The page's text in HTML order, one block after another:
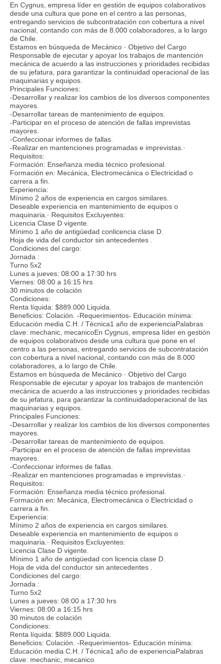
En Cygnus, empresa líder en gestión de equipos colaborativos
desde una cultura que pone en el centro a las personas,
entregando servicios de subcontratación con cobertura a nivel
nacional, contando con más de 8.000 colaboradores, a lo largo
de Chile.
Estamos en búsqueda de Mecánico · Objetivo del Cargo
Responsable de ejecutar y apoyar los trabajos de mantención
mecánica de acuerdo a las instrucciones y prioridades recibidas
de su jefatura, para garantizar la continuidad operacional de las
maquinarias y equipos.
Principales Funciones:
-Desarrollar y realizar los cambios de los diversos componentes
mayores.
-Desarrollar tareas de mantenimiento de equipos.
-Participar en el proceso de atención de fallas imprevistas
mayores.
-Confeccionar informes de fallas.
-Realizar en mantenciones programadas e imprevistas.·
Requisitos:
Formación: Enseñanza media técnico profesional.
Formación en: Mecánica, Electromecánica o Electricidad o
carrera a fin.
Experiencia:
Mínimo 2 años de experiencia en cargos similares.
Deseable experiencia en mantenimiento de equipos o
maquinaria.· Requisitos Excluyentes:
Licencia Clase D vigente.
Mínimo 1 año de antigüedad conlicencia clase D.
Hoja de vida del conductor sin antecedentes .
Condiciones del cargo:
Jornada :
Turno 5x2
Lunes a jueves: 08:00 a 17:30 hrs
Viernes: 08:00 a 16:15 hrs
30 minutos de colación
Condiciones:
Renta líquida: $889.000 Liquida.
Beneficios: Colación. -Requerimientos- Educación mínima:
Educación media C.H. / Técnica1 año de experienciaPalabras
clave: mechanic, mecanicoEn Cygnus, empresa líder en gestión
de equipos colaborativos desde una cultura que pone en el
centro a las personas, entregando servicios de subcontratación
con cobertura a nivel nacional, contando con más de 8.000
colaboradores, a lo largo de Chile.
Estamos en búsqueda de Mecánico · Objetivo del Cargo
Responsable de ejecutar y apoyar los trabajos de mantención
mecánica de acuerdo a las instrucciones y prioridades recibidas
de su jefatura, para garantizar la continuidadoperacional de las
maquinarias y equipos.
Principales Funciones:
-Desarrollar y realizar los cambios de los diversos componentes
mayores.
-Desarrollar tareas de mantenimiento de equipos.
-Participar en el proceso de atención de fallas imprevistas
mayores.
-Confeccionar informes de fallas.
-Realizar en mantenciones programadas e imprevistas.·
Requisitos:
Formación: Enseñanza media técnico profesional.
Formación en: Mecánica, Electromecánica o Electricidad o
carrera a fin.
Experiencia:
Mínimo 2 años de experiencia en cargos similares.
Deseable experiencia en mantenimiento de equipos o
maquinaria.· Requisitos Excluyentes:
Licencia Clase D vigente.
Mínimo 1 año de antigüedad con licencia clase D.
Hoja de vida del conductor sin antecedentes .
Condiciones del cargo:
Jornada :
Turno 5x2
Lunes a jueves: 08:00 a 17:30 hrs
Viernes: 08:00 a 16:15 hrs
30 minutos de colación
Condiciones:
Renta líquida: $889.000 Liquida.
Beneficios: Colación. -Requerimientos- Educación mínima:
Educación media C.H. / Técnica1 año de experienciaPalabras
clave: mechanic, mecanico